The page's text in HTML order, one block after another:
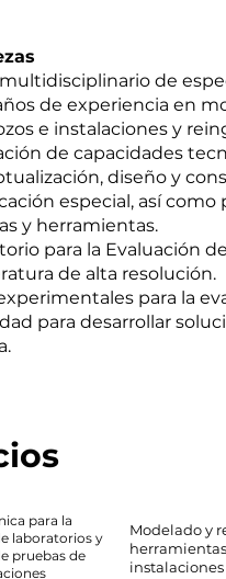
de
de experiencia en
e instalaciones y
de capacidades
diseño y
especial, así como
y herramientas.
para la Evaluación
de alta resolución.
para la
para desarrollar
para la
laboratorios y
pruebas de
Modelado y
instalaciones